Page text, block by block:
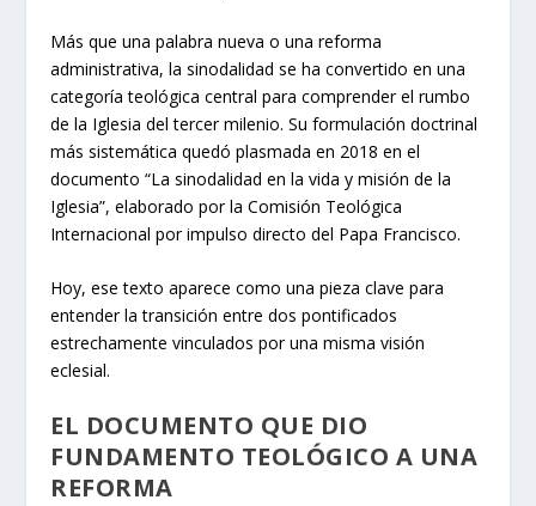
Más que una palabra nueva o una reforma
administrativa, la sinodalidad se ha convertido en una
categoría teológica central para comprender el rumbo
de la Iglesia del tercer milenio. Su formulación doctrinal
más sistemática quedó plasmada en 2018 en el
documento “La sinodalidad en la vida y misión de la
Iglesia”, elaborado por la Comisión Teológica
Internacional por impulso directo del Papa Francisco.
Hoy, ese texto aparece como una pieza clave para
entender la transición entre dos pontificados
estrechamente vinculados por una misma visión
eclesial.
EL DOCUMENTO QUE DIO
FUNDAMENTO TEOLÓGICO A UNA
REFORMA